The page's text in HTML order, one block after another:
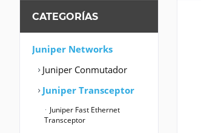
CATEGORÍAS
Juniper Networks
Juniper Conmutador
Juniper Transceptor
Juniper Fast Ethernet
Transceptor